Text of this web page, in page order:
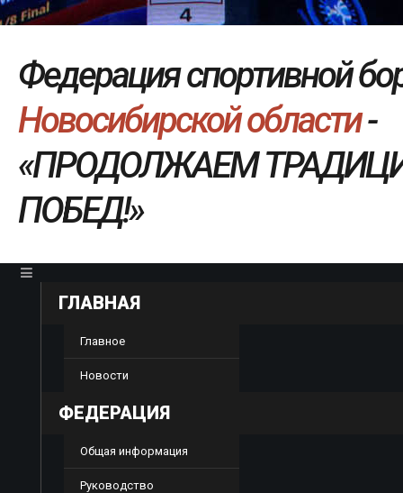
Федерацияспортивнойбо
Новосибирскойобласти-
«ПРОДОЛЖАЕМ ТРАДИЦ
ПОБЕД!»
ГЛАВНАЯ
Главное
Новости
ФЕДЕРАЦИЯ
Общая информация
Руководство